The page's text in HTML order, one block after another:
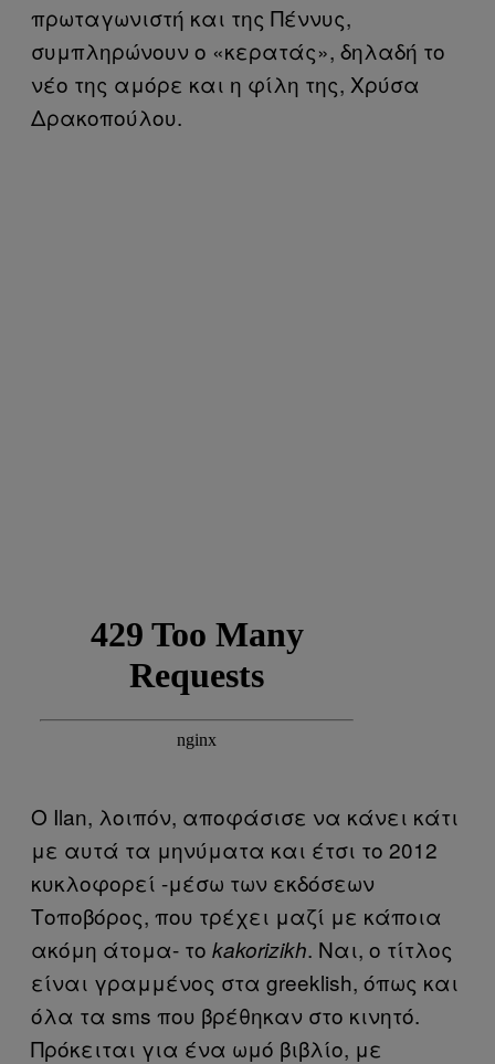
πρωταγωνιστή και της Πέννυς,
συμπληρώνουν ο «κερατάς», δηλαδή το
νέο της αμόρε και η φίλη της, Χρύσα
Δρακοπούλου.
Ο Ilan, λοιπόν, αποφάσισε να κάνει κάτι
με αυτά τα μηνύματα και έτσι το 2012
κυκλοφορεί -μέσω των εκδόσεων
Τοποβόρος, που τρέχει μαζί με κάποια
ακόμη άτομα- το kakorizikh. Ναι, ο τίτλος
είναι γραμμένος στα greeklish, όπως και
όλα τα sms που βρέθηκαν στο κινητό.
Πρόκειται για ένα ωμό βιβλίο, με